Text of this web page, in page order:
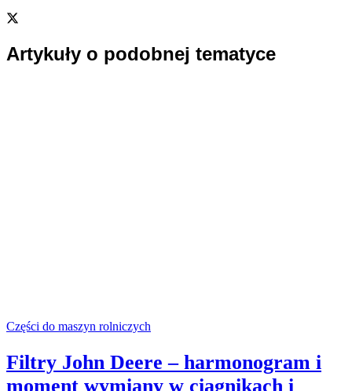
Artykuły o podobnej tematyce
Części do maszyn rolniczych
Filtry John Deere – harmonogram i
moment wymiany w ciągnikach i